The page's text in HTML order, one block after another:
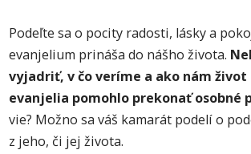
Podeľte sa o pocity radosti, lásky a
evanjelium prináša do nášho života.
vyjadriť, v čo veríme a ako nám život
evanjelia pomohlo prekonať osobné
vie? Možno sa váš kamarát podelí o
z jeho, či jej života.